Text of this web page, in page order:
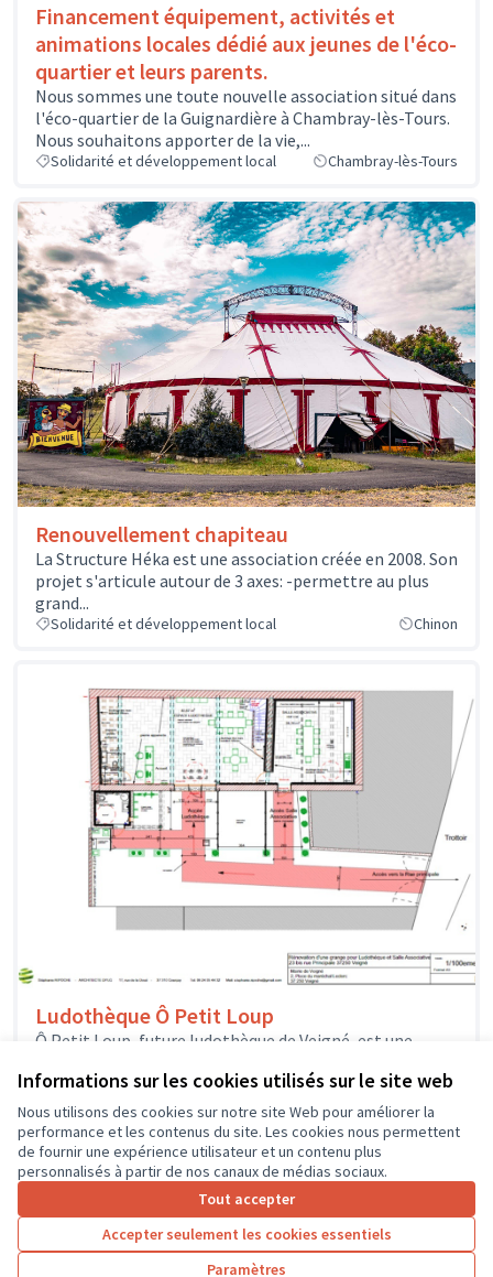
Informations sur les cookies utilisés sur le site web
Nous utilisons des cookies sur notre site Web pour améliorer la
performance et les contenus du site. Les cookies nous permettent
de fournir une expérience utilisateur et un contenu plus
personnalisés à partir de nos canaux de médias sociaux.
Tout accepter
Accepter seulement les cookies essentiels
Paramètres
Financement équipement, activités et
animations locales dédié aux jeunes de l'éco-
quartier et leurs parents.
Nous sommes une toute nouvelle association situé dans
l'éco-quartier de la Guignardière à Chambray-lès-Tours.
Nous souhaitons apporter de la vie,...
Solidarité et développement local Chambray-lès-Tours
Renouvellement chapiteau
La Structure Héka est une association créée en 2008. Son
projet s'articule autour de 3 axes: -permettre au plus
grand...
Solidarité et développement local Chinon
Ludothèque Ô Petit Loup
Ô Petit Loup, future ludothèque de Veigné, est une
enthousiastes qui veulent proposer...
Solidarité et développement local Veigné
Résultats par page : 25
1 2 3 4